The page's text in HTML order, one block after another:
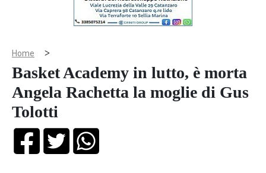
Home >
Basket Academy in lutto, è morta
Angela Rachetta la moglie di Gus
Tolotti